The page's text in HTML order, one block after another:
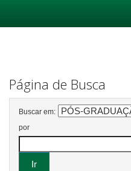
Página de Busca
Buscar em:
por